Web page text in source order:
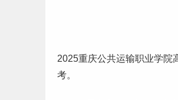
2025重庆公共运输职业学院
考。